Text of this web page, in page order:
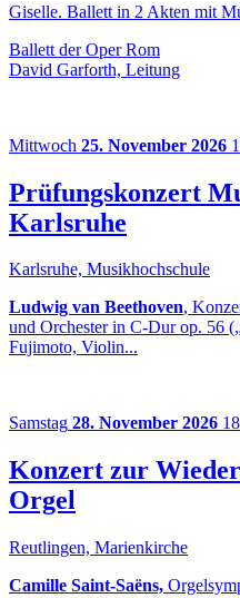
Giselle. Ballett in 2 Akten mit
Ballett der Oper Rom
David Garforth, Leitung
Mittwoch 25. November 2026
Prüfungskonzert
Karlsruhe
Karlsruhe, Musikhochschule
Ludwig van Beethoven,
und Orchester in C-Dur op. 56
Fujimoto, Violin...
Samstag 28. November 2026
Konzert zur
Orgel
Reutlingen, Marienkirche
Camille Saint-Saëns,